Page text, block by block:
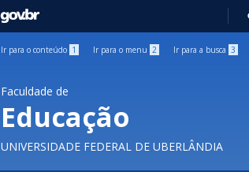
GOVBR
Ir para o conteúdo 1 Ir para o menu 2 Ir para a busca 3
Faculdade de
Educação
UNIVERSIDADE FEDERAL DE UBERLÂNDIA